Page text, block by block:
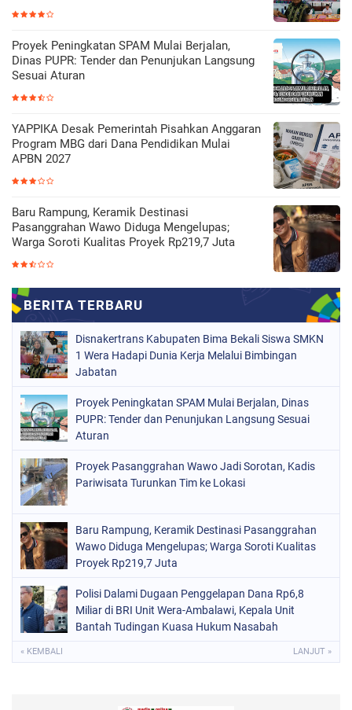
Proyek Peningkatan SPAM Mulai Berjalan,
Dinas PUPR: Tender dan Penunjukan Langsung
Sesuai Aturan
YAPPIKA Desak Pemerintah Pisahkan Anggaran
Program MBG dari Dana Pendidikan Mulai
APBN 2027
Baru Rampung, Keramik Destinasi
Pasanggrahan Wawo Diduga Mengelupas;
Warga Soroti Kualitas Proyek Rp219,7 Juta
Disnakertrans Kabupaten Bima Bekali Siswa SMKN
1 Wera Hadapi Dunia Kerja Melalui Bimbingan
Jabatan
Proyek Peningkatan SPAM Mulai Berjalan, Dinas
PUPR: Tender dan Penunjukan Langsung Sesuai
Aturan
Proyek Pasanggrahan Wawo Jadi Sorotan, Kadis
Pariwisata Turunkan Tim ke Lokasi
Baru Rampung, Keramik Destinasi Pasanggrahan
Wawo Diduga Mengelupas; Warga Soroti Kualitas
Proyek Rp219,7 Juta
Polisi Dalami Dugaan Penggelapan Dana Rp6,8
Miliar di BRI Unit Wera-Ambalawi, Kepala Unit
Bantah Tudingan Kuasa Hukum Nasabah
« KEMBALI LANJUT »